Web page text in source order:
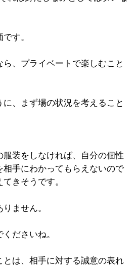
す。
、プライベートで楽しむこと
、まず場の状況を考えること
服装をしなければ、自分の個性
手にわかってもらえないので
きそうです。
ません。
ださいね。
は、相手に対する誠意の表れ